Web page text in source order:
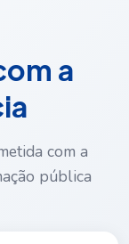
a
com a
pública